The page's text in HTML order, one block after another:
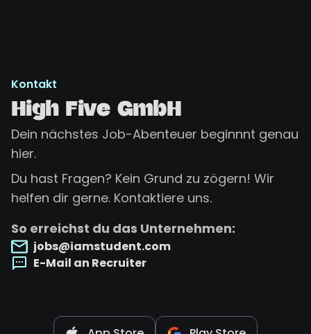
Kontakt
High Five GmbH
Dein nächstes Job-Abenteuer beginnnt genau
hier.
Du hast Fragen? Kein Grund zu zögern! Wir
helfen dir gerne. Kontaktiere uns.
So erreichst du das Unternehmen:
jobs@iamstudent.com
E-Mail an Recruiter